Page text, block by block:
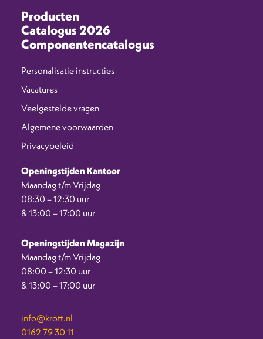
Producten
Catalogus 2026
Componentencatalogus
Personalisatie instructies
Vacatures
Veelgestelde vragen
Algemene voorwaarden
Privacybeleid
Openingstijden Kantoor
Maandag t/m Vrijdag
08:30 – 12:30 uur
& 13:00 – 17:00 uur
Openingstijden Magazijn
Maandag t/m Vrijdag
08:00 – 12:30 uur
& 13:00 – 17:00 uur
info@krott.nl
0162 79 30 11